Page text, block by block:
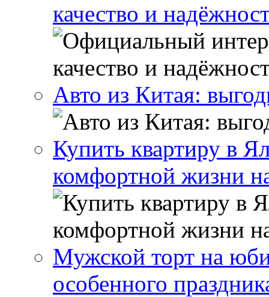
качество и
Авто из Китая:
Купить квартиру в
комфортной жизни
Мужской торт на
особенного